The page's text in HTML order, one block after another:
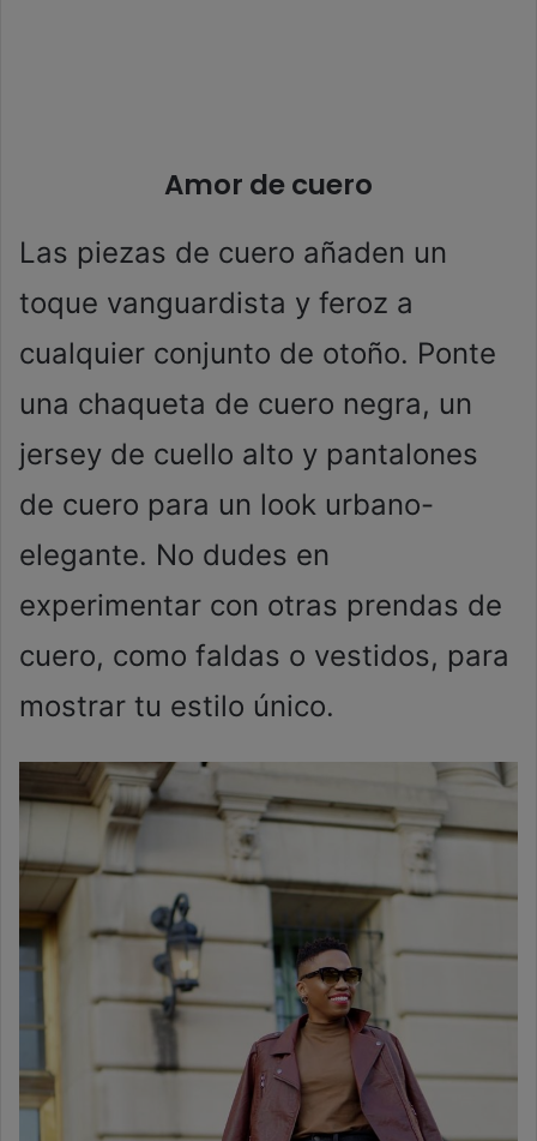
Amor de cuero
Las piezas de cuero añaden un
toque vanguardista y feroz a
cualquier conjunto de otoño. Ponte
una chaqueta de cuero negra, un
jersey de cuello alto y pantalones
de cuero para un look urbano-
elegante. No dudes en
experimentar con otras prendas de
cuero, como faldas o vestidos, para
mostrar tu estilo único.